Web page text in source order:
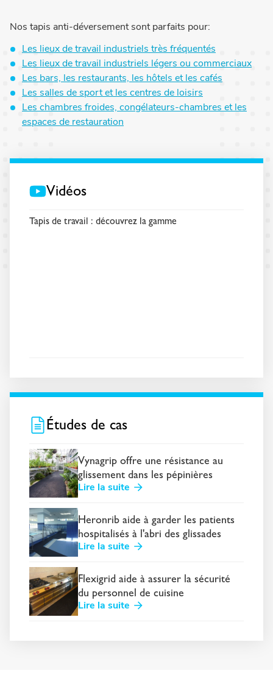
Nos tapis anti-déversement sont parfaits pour:
Les lieux de travail industriels très fréquentés
Les lieux de travail industriels légers ou commerciaux
Les bars, les restaurants, les hôtels et les cafés
Les salles de sport et les centres de loisirs
Les chambres froides, congélateurs-chambres et les
espaces de restauration
Vidéos
Tapis de travail : découvrez la gamme
Études de cas
Vynagrip offre une résistance au
glissement dans les pépinières
Lire la suite
Heronrib aide à garder les patients
hospitalisés à l'abri des glissades
Lire la suite
Flexigrid aide à assurer la sécurité
du personnel de cuisine
Lire la suite